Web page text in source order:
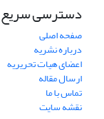
دسترسی سریع
صفحه اصلی
درباره نشریه
اعضای هیات تحریریه
ارسال مقاله
تماس با ما
نقشه سایت